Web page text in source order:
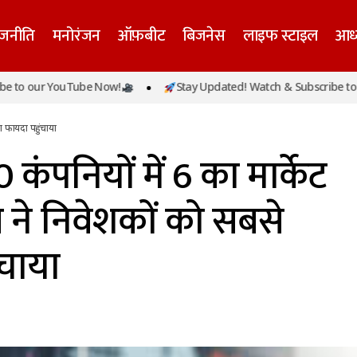
मनोरंजन ऑफ़बीट बिजनेस लाइफ स्टाइल
10 कंपनियों में 6 का मार्केट कैप बढ़ा, रिलायंस ने निवेशकों
YouTube Now! Stay Updated! Watch & Subscribe to our
पहुंचाया
में 6 का मार्केट
ने निवेशकों को सबसे